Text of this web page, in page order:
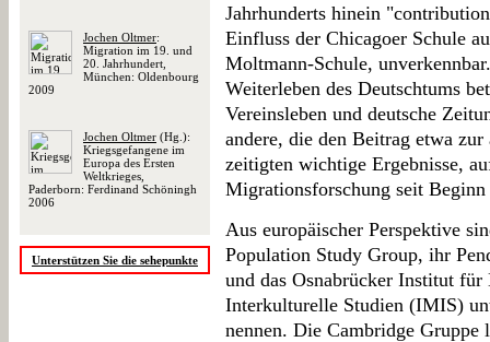
Jochen Oltmer:
Migration im 19. und
20. Jahrhundert,
München: Oldenbourg
2009
Jochen Oltmer (Hg.):
Kriegsgefangene im
Europa des Ersten
Weltkrieges,
Paderborn: Ferdinand Schöningh
2006
Unterstützen Sie die sehepunkte
Jahrhunderts hinein
Einfluss der Chicagoer Schule
Moltmann-Schule,
Weiterleben des Deutschtums
Vereinsleben und deutsche
andere, die den Beitrag etwa
zeitigten wichtige Ergebnisse,
Migrationsforschung seit
Aus europäischer Perspektive
Population Study Group, ihr
und das Osnabrücker Institut
Interkulturelle Studien (IMIS)
nennen. Die Cambridge Gruppe